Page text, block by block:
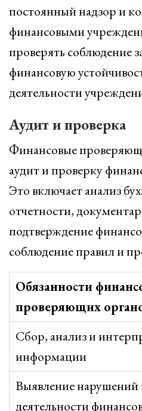
постоянный надзор и
финансовыми
проверять соблюдение
финансовую
деятельности
Аудит и проверка
Финансовые
аудит и проверку
Это включает анализ
отчетности,
подтверждение
соблюдение правил и
Обязанности
проверяющих
Сбор, анализ и
информации
Выявление нарушений
деятельности